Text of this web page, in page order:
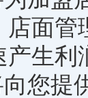
店面管
生利
您提